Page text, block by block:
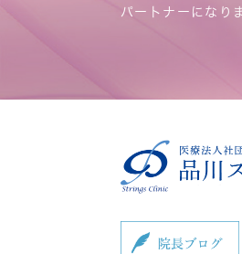
パートナーになり